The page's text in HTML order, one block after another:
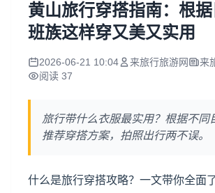
黄山旅行穿搭指南：根
班族这样穿又美又实用
2026-06-21 10:04 来旅行旅游网
来
阅读 37
旅行带什么衣服最实用？根据不同
推荐穿搭方案，拍照出行两不误。
什么是旅行穿搭攻略？一文带你全面